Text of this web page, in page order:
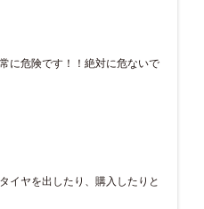
に危険です！！絶対に危ないで
イヤを出したり、購入したりと